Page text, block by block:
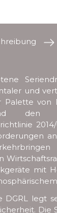
und
Palette von
den
mit
DGRL legt
Die